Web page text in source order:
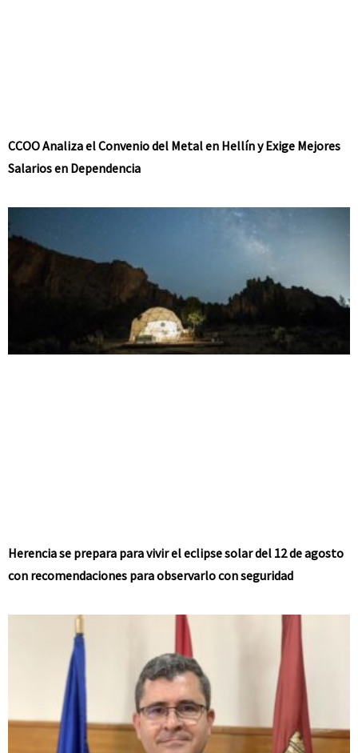
CCOO Analiza el Convenio del Metal en Hellín y Exige Mejores
Salarios en Dependencia
Herencia se prepara para vivir el eclipse solar del 12 de agosto
con recomendaciones para observarlo con seguridad